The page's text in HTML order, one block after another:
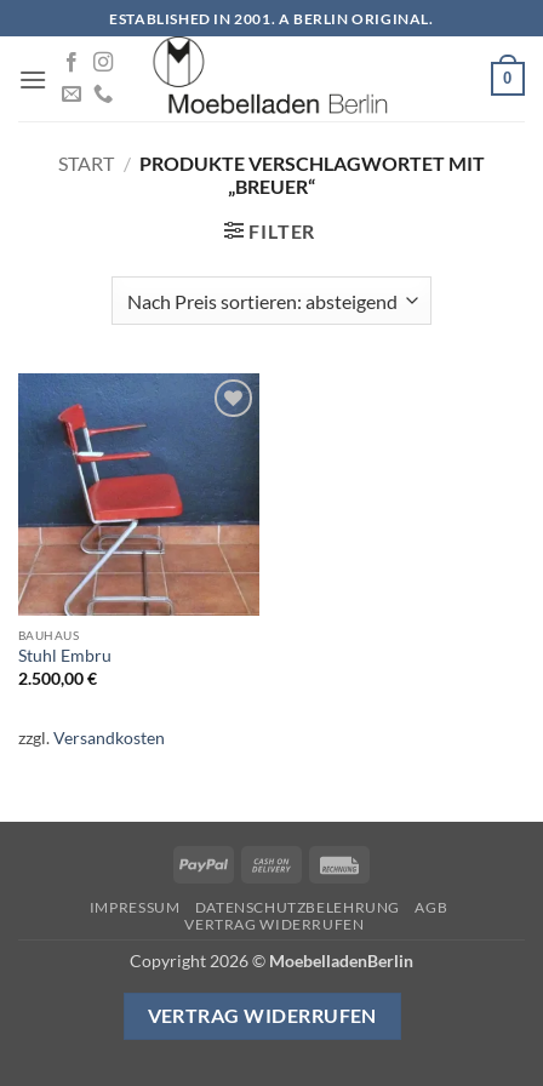
Inhalt
springen
ESTABLISHED IN 2001. A BERLIN ORIGINAL.
0
START / PRODUKTE VERSCHLAGWORTET MIT
„BREUER“
FILTER
BAUHAUS
Stuhl Embru
2.500,00€
zzgl.Versandkosten
PayPal
Cash
Delivery
IMPRESSUM DATENSCHUTZBELEHRUNG
AGB
VERTRAG WIDERRUFEN
Copyright 2026 © MoebelladenBerlin
VERTRAG WIDERRUFEN